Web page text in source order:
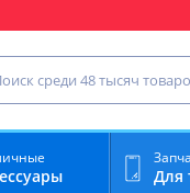
запчасть для
Для